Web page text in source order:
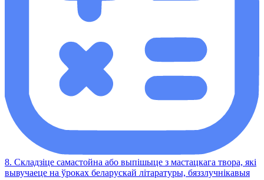
8. Складзіце самастойна або выпішыце з мастацкага твора, які
вывучаеце на ўроках беларускай літаратуры, бяззлучнікавыя